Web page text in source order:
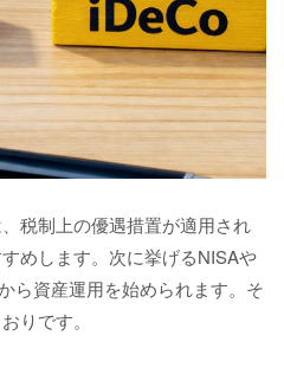
税制上の優遇措置が適用され
めします。次に挙げるNISAや
ら資産運用を始められます。そ
りです。